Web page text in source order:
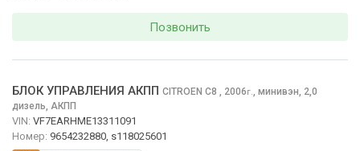
Позвонить
БЛОК УПРАВЛЕНИЯ АКПП CITROEN C8 , 2006г. минивэн, 2,0
дизель, АКПП
VIN: VF7EARHME13311091
Номер: 9654232880, s118025601